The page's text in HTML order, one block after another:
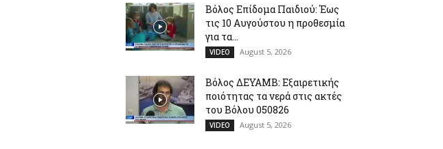
Βόλος Επίδομα Παιδιού: Έως
τις 10 Αυγούστου η προθεσμία
για τα...
VIDEO August 5, 2026
Βόλος ΔΕΥΑΜΒ: Εξαιρετικής
ποιότητας τα νερά στις ακτές
του Βόλου 050826
VIDEO August 5, 2026